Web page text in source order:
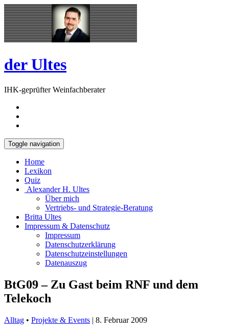
Skip
to
content
Open
Sidebar
der Ultes
IHK-geprüfter Weinfachberater
Toggle navigation
Home
Lexikon
Quiz
Alexander H. Ultes
Über mich
Vertriebs- und Strategie-Beratung
Britta Ultes
Impressum & Datenschutz
Impressum
Datenschutzerklärung
Datenschutzeinstellungen
Datenauszug
BtG09 – Zu Gast beim RNF und dem
Telekoch
Alltag • Projekte & Events | 8. Februar 2009